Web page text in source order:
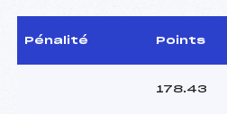
Pénalité Points
178.43